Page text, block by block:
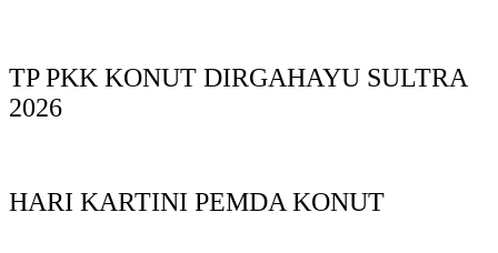
TP PKK KONUT DIRGAHAYU SULTRA
2026
HARI KARTINI PEMDA KONUT